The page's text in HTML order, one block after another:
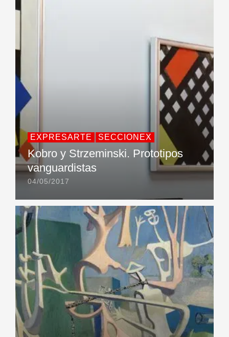
EXPRESARTE SECCIONEX
Kobro y Strzeminski. Prototipos
vanguardistas
04/05/2017